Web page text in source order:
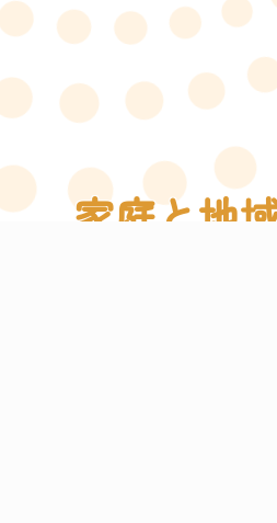
家庭と地